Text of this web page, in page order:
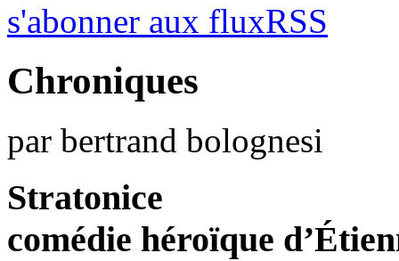
s'abonner aux fluxRSS
Chroniques
par bertrand bolognesi
Stratonice
comédie héroïque